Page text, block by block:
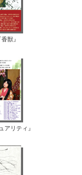
獣』
リティ』